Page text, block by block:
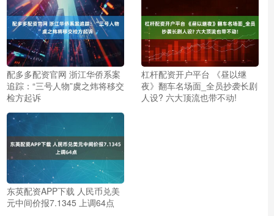
配多多配资官网 浙江华侨系案
追踪：“三号人物”虞之炜将移交
检方起诉
杠杆配资开户平台 《昼以继
夜》翻车名场面_全员抄袭长剧
人设? 六大顶流也带不动!
东英配资APP下载 人民币兑美
元中间价报7.1345 上调64点